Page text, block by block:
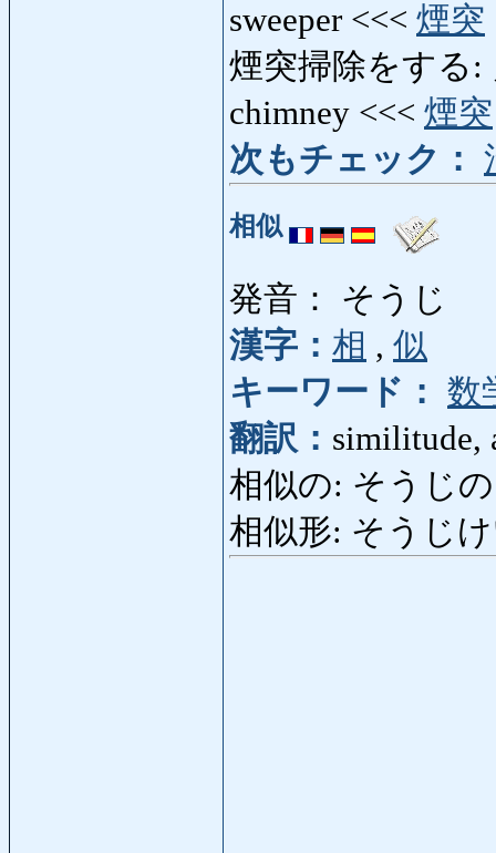
sweeper <<< 煙突
煙突掃除をする:
chimney <<< 煙突
次もチェック：
相似
発音： そうじ
漢字： 相 , 似
キーワード： 数
翻訳： similitude,
相似の: そうじの
相似形: そうじ